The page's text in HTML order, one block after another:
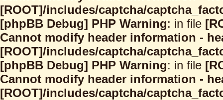
[ROOT]/includes/captcha/
[phpBB Debug] PHP Warning: in file
Cannot modify header information -
[ROOT]/includes/captcha/
[phpBB Debug] PHP Warning: in file
Cannot modify header information -
[ROOT]/includes/captcha/